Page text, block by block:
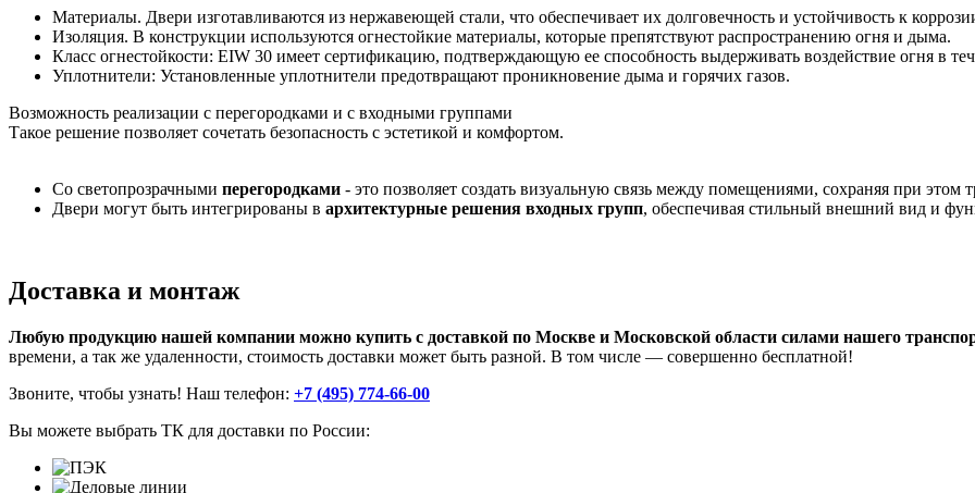
Материалы. Двери изготавливаются из нержавеющей стали, что обеспечивает их долговечность и устойчивость к
Изоляция. В конструкции используются огнестойкие материалы, которые препятствуют распространению огня и дыма.
Класс огнестойкости: EIW 30 имеет сертификацию, подтверждающую ее способность выдерживать воздействие огня в
Уплотнители: Установленные уплотнители предотвращают проникновение дыма и горячих газов.
Возможность реализации с перегородками и с входными группами
Такое решение позволяет сочетать безопасность с эстетикой и комфортом.
Со светопрозрачными перегородками - это позволяет создать визуальную связь между помещениями, сохраняя при этом
Двери могут быть интегрированы в архитектурные решения входных групп, обеспечивая стильный внешний вид и
Доставка и монтаж
Любую продукцию нашей компании можно купить с доставкой по Москве и Московской области силами нашего
времени, а так же удаленности, стоимость доставки может быть разной. В том числе — совершенно бесплатной!
Звоните, чтобы узнать! Наш телефон: +7 (495) 774-66-00
Вы можете выбрать ТК для доставки по России: